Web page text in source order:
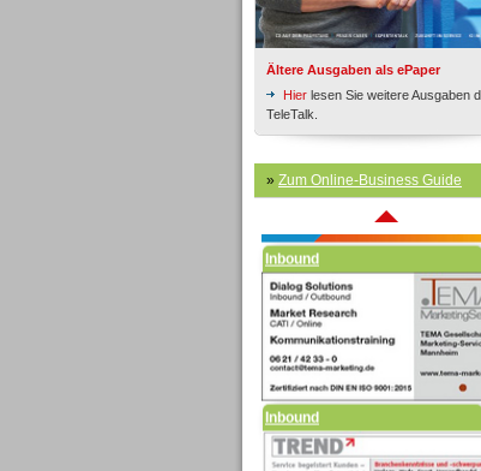
Ältere Ausgaben als ePaper
Hier lesen Sie weitere Ausgaben
TeleTalk.
» Zum Online-Business Guide
Inbound
Inbound